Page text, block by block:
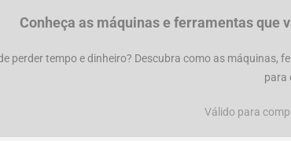
Conheça as máquinas e ferramentas que
perder tempo e dinheiro? Descubra como as máquinas,
para
Válido para